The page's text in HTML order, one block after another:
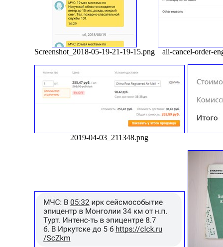
Screenshot_2018-05-19-21-19-15.png ali-cancel-order-
2019-04-03_211348.png